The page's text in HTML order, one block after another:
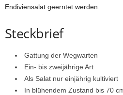
Endiviensalat geerntet werden.
Steckbrief
Gattung der Wegwarten
Ein- bis zweijährige Art
Als Salat nur einjährig kultiviert
In blühendem Zustand bis 70